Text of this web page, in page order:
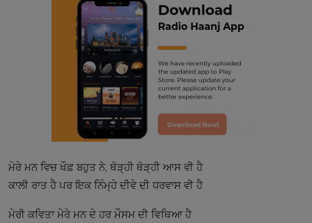
ਮੇਰੇ ਮਨ ਵਿਚ ਖੌਫ਼ ਬਹੁਤ ਨੇ, ਥੋੜ੍ਹੀ ਥੋੜ੍ਹੀ ਆਸ ਵੀ ਹੈ
ਕਾਲੀ ਰਾਤ ਹੈ ਪਰ ਇਕ ਨਿੰਮ੍ਹੇ ਦੀਵੇ ਦੀ ਧਰਵਾਸ ਵੀ ਹੈ
ਮੇਰੀ ਕਵਿਤਾ ਮੇਰੇ ਮਨ ਦੇ ਹਰ ਮੌਸਮ ਦੀ ਵਿਥਿਆ ਹੈ